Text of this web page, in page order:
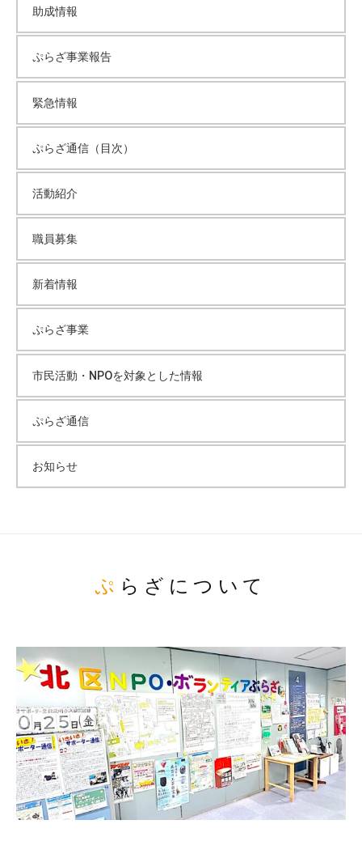
助成情報
ぷらざ事業報告
緊急情報
ぷらざ通信（目次）
活動紹介
職員募集
新着情報
ぷらざ事業
市民活動・NPOを対象とした情報
ぷらざ通信
お知らせ
ぷらざについて